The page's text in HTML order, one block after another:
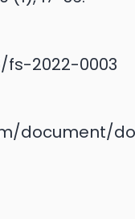
fs-2022-0003
document/